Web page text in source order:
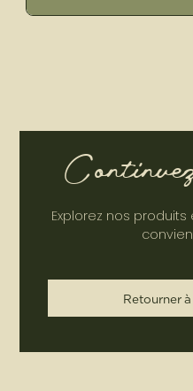
Explorez nos
Retourner à